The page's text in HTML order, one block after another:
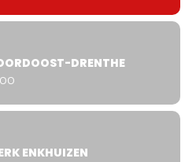
DRENTHE
ENKHUIZEN